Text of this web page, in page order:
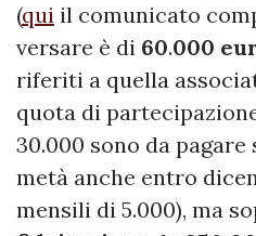
(qui il comunicato
versare è di 60.000
riferiti a quella
quota di
30.000 sono da
metà anche entro
mensili di 5.000), ma